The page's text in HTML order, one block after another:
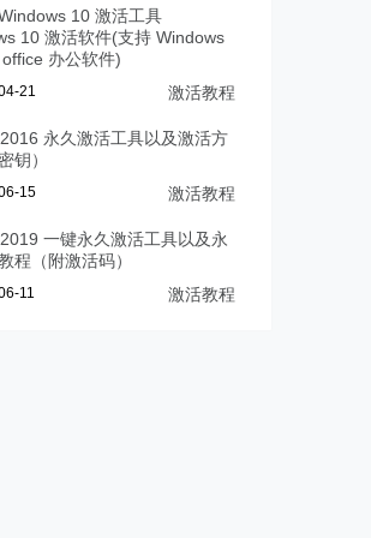
10 激活工具
10 激活软件(支持 Windows
办公软件)
21 激活教程
永久激活工具以及激活方
钥）
15 激活教程
一键永久激活工具以及永
程（附激活码）
11 激活教程